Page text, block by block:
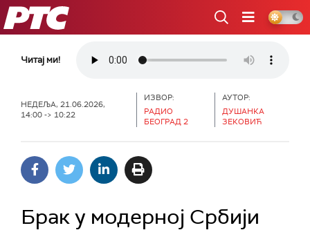
РТС
Читај ми!
НЕДЕЉА, 21.06.2026,
14:00 -> 10:22
ИЗВОР:
РАДИО
БЕОГРАД 2
АУТОР:
ДУШАНКА
ЗЕКОВИЋ
Брак у модерној Србији